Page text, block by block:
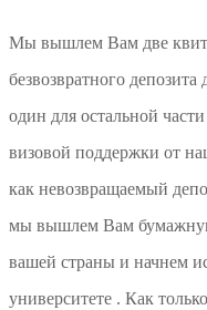
Мы вышлем Вам две
безвозвратного
один для остальной
визовой поддержки от
как невозвращаемый
мы вышлем Вам
вашей страны и начнем
университете . Как